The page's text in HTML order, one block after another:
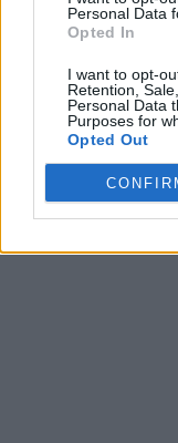
Personal Data
Opted In
I want to opt-
Retention,
Personal Data
Purposes for
Opted Out